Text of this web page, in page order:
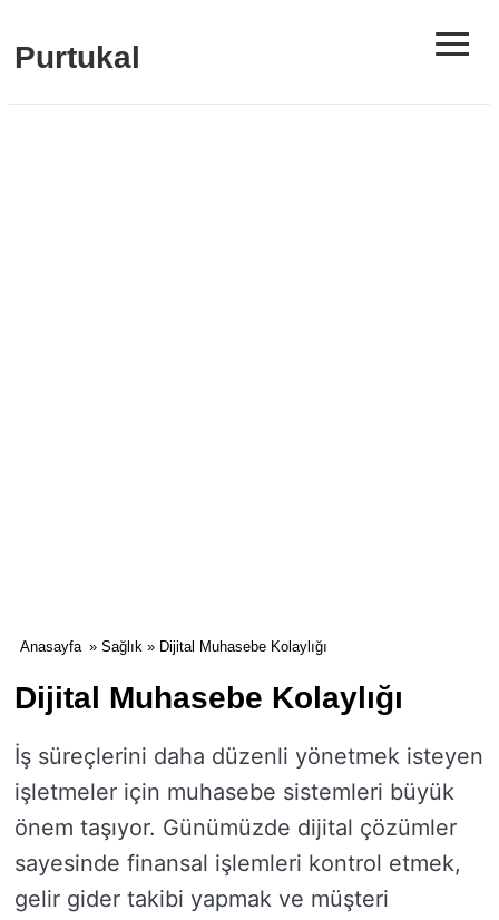
Purtukal ≡
Anasayfa » Sağlık » Dijital Muhasebe Kolaylığı
Dijital Muhasebe Kolaylığı
İş süreçlerini daha düzenli yönetmek isteyen
işletmeler için muhasebe sistemleri büyük
önem taşıyor. Günümüzde dijital çözümler
sayesinde finansal işlemleri kontrol etmek,
gelir gider takibi yapmak ve müşteri